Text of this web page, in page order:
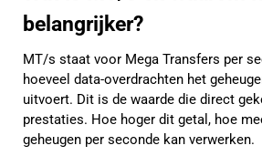
belangrijker?
MT/s staat voor Mega Transfers per
hoeveel data-overdrachten het
uitvoert. Dit is de waarde die direct
prestaties. Hoe hoger dit getal, hoe
geheugen per seconde kan verwerken.